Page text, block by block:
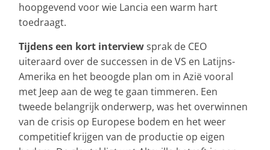
hoopgevend voor wie Lancia een warm hart
toedraagt.
Tijdens een kort interviewsprak de CEO
uiteraard over de successen in de VS en Latijns-
Amerika en het beoogde plan om in Azië vooral
met Jeep aan de weg te gaan timmeren. Een
tweede belangrijk onderwerp, was het overwinnen
van de crisis op Europese bodem en het weer
competitief krijgen van de productie op eigen